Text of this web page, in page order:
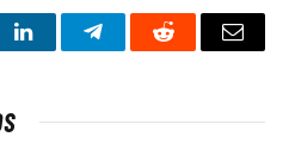
LinkedInTelegramReddit Email